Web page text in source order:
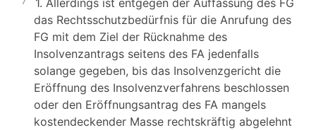
1. Allerdings ist entgegen der Auffassung des FG
das Rechtsschutzbedürfnis für die Anrufung des
FG mit dem Ziel der Rücknahme des
Insolvenzantrags seitens des FA jedenfalls
solange gegeben, bis das Insolvenzgericht die
Eröffnung des Insolvenzverfahrens beschlossen
oder den Eröffnungsantrag des FA mangels
kostendeckender Masse rechtskräftig abgelehnt